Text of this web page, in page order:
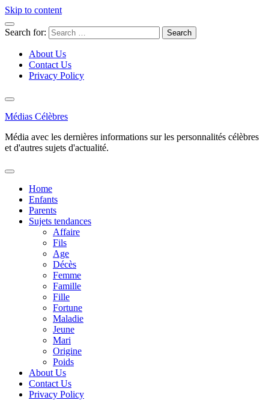
Skip to content
Search for:
About Us
Contact Us
Privacy Policy
Médias Célèbres
Média avec les dernières informations sur les personnalités célèbres
et d'autres sujets d'actualité.
Home
Enfants
Parents
Sujets tendances
Affaire
Fils
Age
Décès
Femme
Famille
Fille
Fortune
Maladie
Jeune
Mari
Origine
Poids
About Us
Contact Us
Privacy Policy